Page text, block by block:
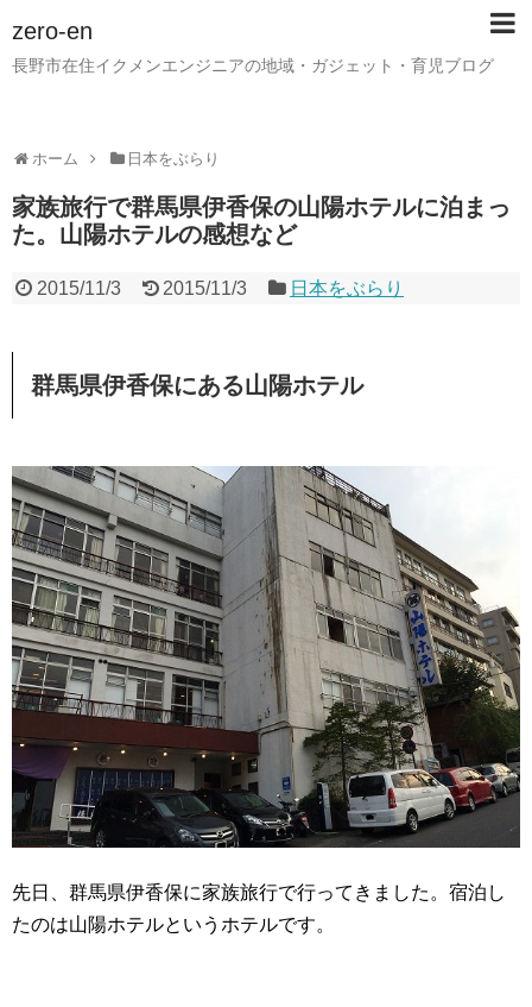
zero-en
長野市在住イクメンエンジニアの地域・ガジェット・育児ブログ
ホーム 日本をぶらり
家族旅行で群馬県伊香保の山陽ホテルに泊まっ
た。山陽ホテルの感想など
2015/11/3 2015/11/3 日本をぶらり
群馬県伊香保にある山陽ホテル
先日、群馬県伊香保に家族旅行で行ってきました。宿泊し
たのは山陽ホテルというホテルです。